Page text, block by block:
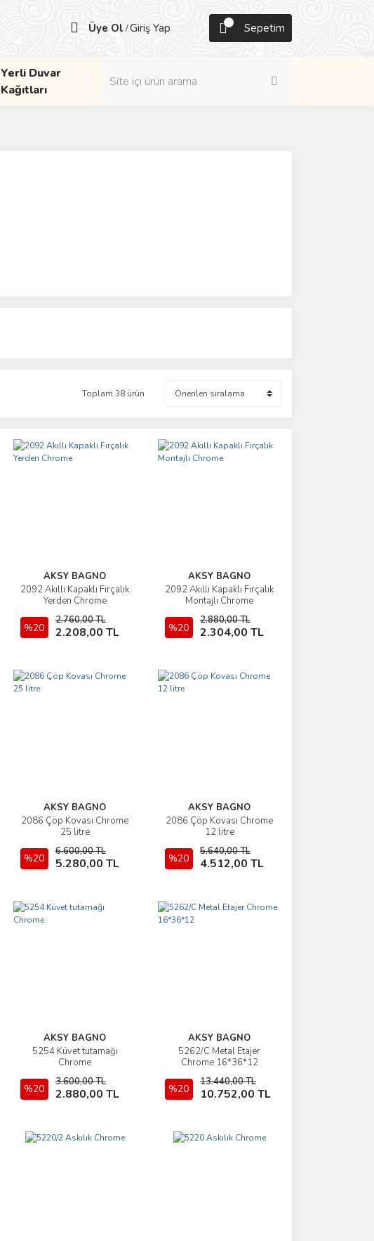
Üye Ol /Giriş Yap Sepetim
Yerli Duvar
Kağıtları
Toplam 38 ürün
AKSY BAGNO
2092 Akıllı Kapaklı Fırçalık
Yerden Chrome
%20
2.760,00 TL
2.208,00 TL
İncele
Sepete Ekle
AKSY BAGNO
2092 Akıllı Kapaklı Fırçalık
Montajlı Chrome
%20
2.880,00 TL
2.304,00 TL
İncele
Sepete Ekle
AKSY BAGNO
2086 Çöp Kovası Chrome
25 litre
%20
6.600,00 TL
5.280,00 TL
İncele
Sepete Ekle
AKSY BAGNO
2086 Çöp Kovası Chrome
12 litre
%20
5.640,00 TL
4.512,00 TL
İncele
Sepete Ekle
AKSY BAGNO
5254 Küvet tutamağı
Chrome
%20
3.600,00 TL
2.880,00 TL
İncele
Sepete Ekle
AKSY BAGNO
5262/C Metal Etajer
Chrome 16*36*12
%20
13.440,00 TL
10.752,00 TL
İncele
Sepete Ekle